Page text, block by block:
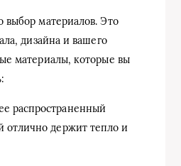
материалов. Это
дизайна и вашего
материалы, которые вы
распространенный
отлично держит тепло и